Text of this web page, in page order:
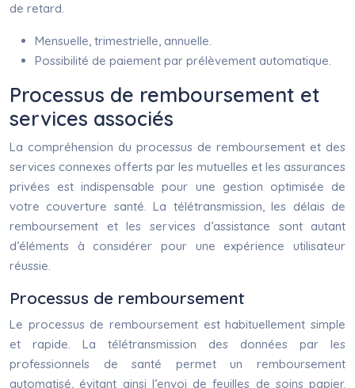
de retard.
Mensuelle, trimestrielle, annuelle.
Possibilité de paiement par prélèvement automatique.
Processus de remboursement et
services associés
La compréhension du processus de remboursement et des
services connexes offerts par les mutuelles et les assurances
privées est indispensable pour une gestion optimisée de
votre couverture santé. La télétransmission, les délais de
remboursement et les services d’assistance sont autant
d’éléments à considérer pour une expérience utilisateur
réussie.
Processus de remboursement
Le processus de remboursement est habituellement simple
et rapide. La télétransmission des données par les
professionnels de santé permet un remboursement
automatisé, évitant ainsi l’envoi de feuilles de soins papier.